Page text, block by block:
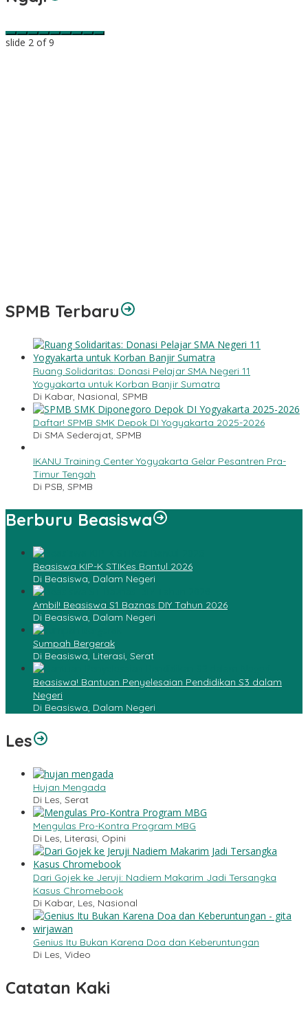
slide 2 of 9
SPMB Terbaru
Ruang Solidaritas: Donasi Pelajar SMA Negeri 11
Yogyakarta untuk Korban Banjir Sumatra
Di Kabar, Nasional, SPMB
Daftar! SPMB SMK Depok DI Yogyakarta 2025-2026
Di SMA Sederajat, SPMB
IKANU Training Center Yogyakarta Gelar Pesantren Pra-
Timur Tengah
Di PSB, SPMB
Berburu Beasiswa
Beasiswa KIP-K STIKes Bantul 2026
Di Beasiswa, Dalam Negeri
Ambil! Beasiswa S1 Baznas DIY Tahun 2026
Di Beasiswa, Dalam Negeri
Sumpah Bergerak
Di Beasiswa, Literasi, Serat
Beasiswa! Bantuan Penyelesaian Pendidikan S3 dalam
Negeri
Di Beasiswa, Dalam Negeri
Les
Hujan Mengada
Di Les, Serat
Mengulas Pro-Kontra Program MBG
Di Les, Literasi, Opini
Dari Gojek ke Jeruji: Nadiem Makarim Jadi Tersangka
Kasus Chromebook
Di Kabar, Les, Nasional
Genius Itu Bukan Karena Doa dan Keberuntungan
Di Les, Video
Catatan Kaki